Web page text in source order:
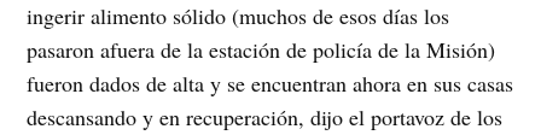
ingerir alimento sólido (muchos de esos días los
pasaron afuera de la estación de policía de la Misión)
fueron dados de alta y se encuentran ahora en sus casas
descansando y en recuperación, dijo el portavoz de los